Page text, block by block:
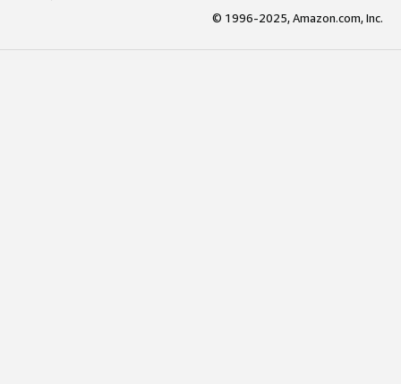
© 1996-2025, Amazon.com, Inc.